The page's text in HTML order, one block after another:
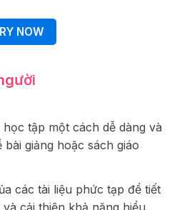
NOW
học tập một cách dễ dàng và
bài giảng hoặc sách giáo
các tài liệu phức tạp để tiết